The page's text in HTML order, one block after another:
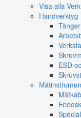
Visa alla
Handverktyg
ESD